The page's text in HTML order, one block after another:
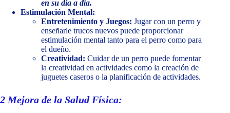
en su día a día.
Estimulación Mental:
Entretenimiento y Juegos: Jugar con un perro y
enseñarle trucos nuevos puede proporcionar
estimulación mental tanto para el perro como para
el dueño.
Creatividad: Cuidar de un perro puede fomentar
la creatividad en actividades como la creación de
juguetes caseros o la planificación de actividades.
2 Mejora de la Salud Física: